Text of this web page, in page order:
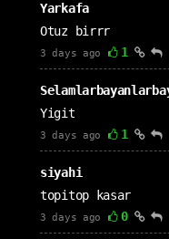
Yarkafa
Otuz birrr
3 days ago 1
Yigit
3 days ago 1
siyahi
topitop kasar
3 days ago 0